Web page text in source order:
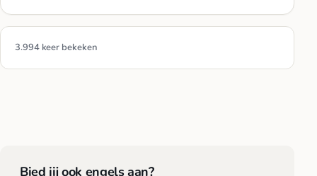
3.994 keer bekeken
Bied jij ook engels aan?